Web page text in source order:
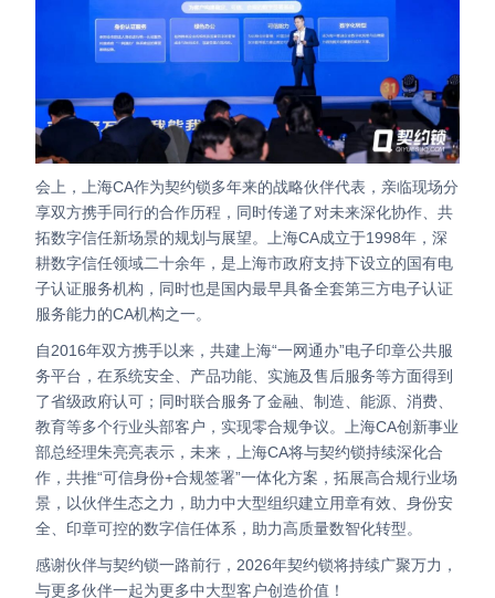
会上，上海CA作为契约锁多年来的战略伙伴代表，亲临现场分
享双方携手同行的合作历程，同时传递了对未来深化协作、共
拓数字信任新场景的规划与展望。
上海CA成立于1998年，深
耕数字信任领域二十余年，是上海市政府支持下设立的国有电
子认证服务机构，同时也是国内最早具备全套第三方电子认证
服务能力的CA机构之一。
自2016年双方携手以来，共建上海“一网通办”电子印章公共服
务平台，在系统安全、产品功能、实施及售后服务等方面得到
了省级政府认可；同时联合服务了金融、制造、能源、消费、
教育等多个行业头部客户，实现零合规争议。
上海CA创新事业
部总经理朱亮亮表示，未来，上海CA将与契约锁持续深化合
作，共推“可信身份+合规签署”一体化方案，拓展高合规行业场
景，以伙伴生态之力，助力中大型组织建立用章有效、身份安
全、印章可控的数字信任体系，助力高质量数智化转型。
感谢伙伴与契约锁一路前行，2026年契约锁将持续广聚万力，
与更多伙伴一起为更多中大型客户创造价值！